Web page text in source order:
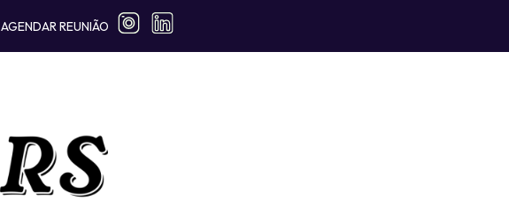
AGENDAR REUNIÃO